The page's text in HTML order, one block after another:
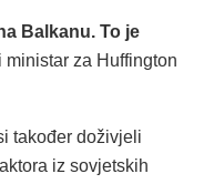
Balkanu. To je
ministar za Huffington
također doživjeli
iz sovjetskih